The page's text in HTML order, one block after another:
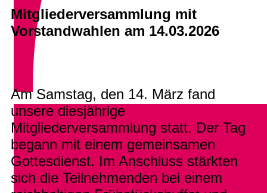
Mitgliederversammlung mit
Vorstandwahlen am 14.03.2026
Am Samstag, den 14. März fand
unsere diesjährige
Mitgliederversammlung statt. Der Tag
begann mit einem gemeinsamen
Gottesdienst. Im Anschluss stärkten
sich die Teilnehmenden bei einem